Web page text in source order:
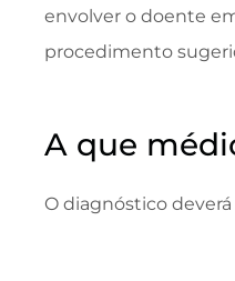
envolver o doente
procedimento
A que
O diagnóstico